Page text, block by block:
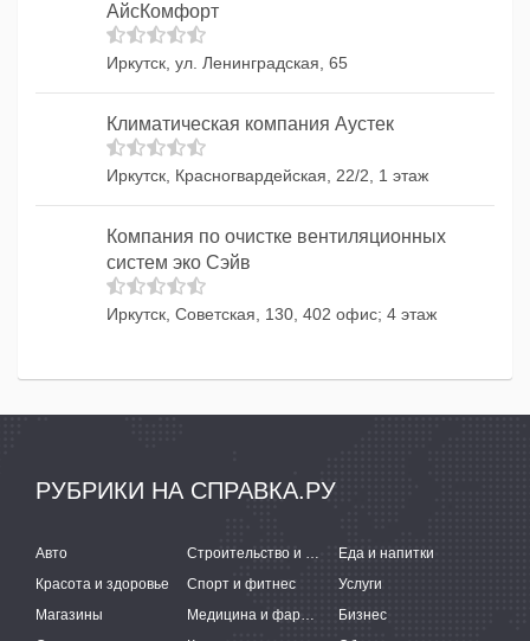
АйсКомфорт
Иркутск, ул. Ленинградская, 65
Климатическая компания Аустек
Иркутск, Красногвардейская, 22/2, 1 этаж
Компания по очистке вентиляционных
систем эко Сэйв
Иркутск, Советская, 130, 402 офис; 4 этаж
РУБРИКИ НА СПРАВКА.РУ
Авто Строительство и ремонт
Еда и напитки
Красота и здоровье
Спорт и фитнес
Услуги
Магазины
Медицина и фармацевтика
Бизнес